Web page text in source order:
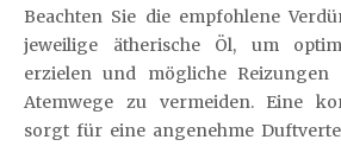
Beachten Sie die empfohlene
jeweilige ätherische Öl, um
erzielen und mögliche
Atemwege zu vermeiden. Eine
sorgt für eine angenehme